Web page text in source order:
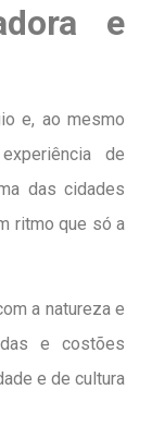
e
e, ao mesmo
de
das cidades
ritmo que só a
a natureza e
e costões
e de cultura